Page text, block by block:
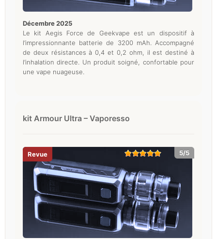
décembre 2025
Le kit Aegis Force de Geekvape est un dispositif à
l’impressionnante batterie de 3200 mAh. Accompagné
de deux résistances à 0,4 et 0,2 ohm, il est destiné à
l’inhalation directe. Un produit soigné, confortable pour
une vape nuageuse.
kit Armour Ultra – Vaporesso
5/5